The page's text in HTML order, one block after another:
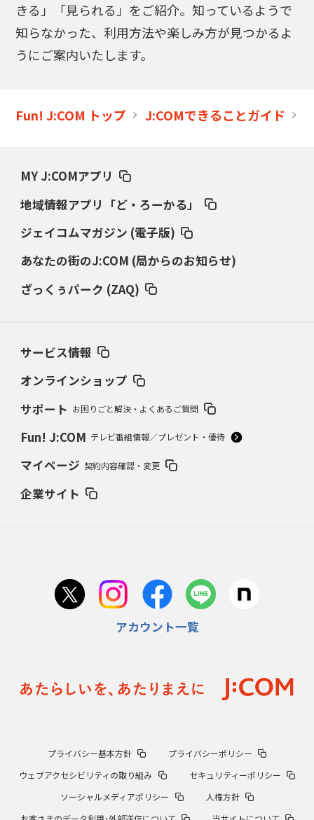
きる」「見られる」をご紹介。知っているようで
知らなかった、利用方法や楽しみ方が見つかるよ
うにご案内いたします。
Fun! J:COM トップ J:COMできることガイド
MY J:COMアプリ
地域情報アプリ「ど・ろーかる」
ジェイコムマガジン (電子版)
あなたの街のJ:COM (局からのお知らせ)
ざっくぅパーク (ZAQ)
サービス情報
オンラインショップ
サポート お困りごと解決・よくあるご質問
Fun! J:COM テレビ番組情報／プレゼント・優待
マイページ 契約内容確認・変更
企業サイト
アカウント一覧
プライバシー基本方針
プライバシーポリシー
ウェブアクセシビリティの取り組み
セキュリティーポリシー
ソーシャルメディアポリシー
人権方針